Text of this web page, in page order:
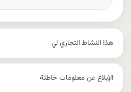
هذا النشاط التجاري لي
الإبلاغ عن معلومات خاطئة